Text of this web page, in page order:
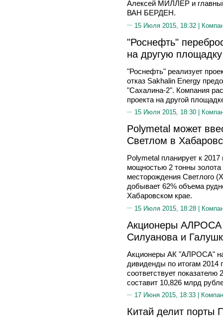
Алексей МИЛЛЕР и
ВАН БЕРДЕН.
15 Июля 2015, 18:32 |
"Роснефть"
на другую площадку
"Роснефть" реализует
отказ Sakhalin Energy
"Сахалина-2". Компания
проекта на другой
15 Июля 2015, 18:30 |
Polymetal может
Светлом в
Polymetal планирует к
мощностью 2 тонны золота
месторождения Светлого
добывает 62% объема
Хабаровском крае.
15 Июля 2015, 18:28 |
Акционеры АЛРОСА
Силуанова и
Акционеры АК "АЛРОСА" на
дивиденды по итогам 2014
соответствует
составит 10,826 млрд
17 Июня 2015, 18:33 |
Китай делит порты